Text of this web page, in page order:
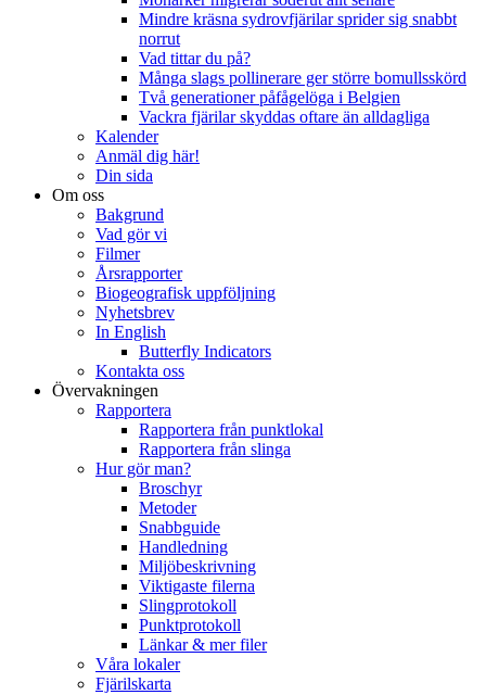
Mindre kräsna sydrovfjärilar sprider sig snabbt
norrut
Vad tittar du på?
Många slags pollinerare ger större bomullsskörd
Två generationer påfågelöga i Belgien
Vackra fjärilar skyddas oftare än alldagliga
Kalender
Anmäl dig här!
Din sida
Om oss
Bakgrund
Vad gör vi
Filmer
Årsrapporter
Biogeografisk uppföljning
Nyhetsbrev
In English
Butterfly Indicators
Kontakta oss
Övervakningen
Rapportera
Rapportera från punktlokal
Rapportera från slinga
Hur gör man?
Broschyr
Metoder
Snabbguide
Handledning
Miljöbeskrivning
Viktigaste filerna
Slingprotokoll
Punktprotokoll
Länkar & mer filer
Våra lokaler
Fjärilskarta